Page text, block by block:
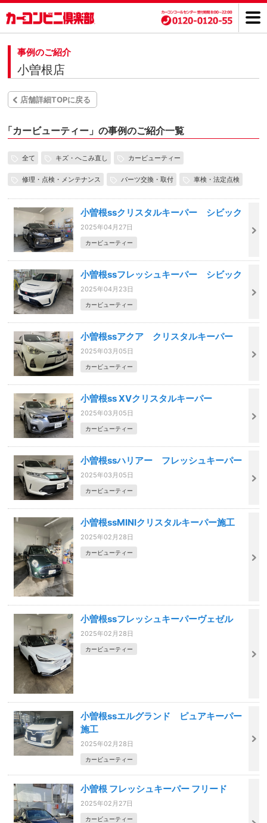
事例のご紹介
小曽根店
店舗詳細TOPに戻る
「カービューティー」の事例のご紹介一覧
全て キズ・へこみ直し カービューティー
修理・点検・メンテナンス パーツ交換・取付 車検・法定点検
小曽根ssクリスタルキーパー シビック
2025年04月27日
カービューティー
小曽根ssフレッシュキーパー シビック
2025年04月23日
カービューティー
小曽根ssアクア クリスタルキーパー
2025年03月05日
カービューティー
小曽根ss XVクリスタルキーパー
2025年03月05日
カービューティー
小曽根ssハリアー フレッシュキーパー
2025年03月05日
カービューティー
小曽根ssMINIクリスタルキーパー施工
2025年02月28日
カービューティー
小曽根ssフレッシュキーパーヴェゼル
2025年02月28日
カービューティー
小曽根ssエルグランド ピュアキーパー
施工
2025年02月28日
カービューティー
小曽根 フレッシュキーパー フリード
2025年02月27日
カービューティー